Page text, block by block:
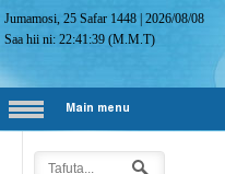
Jumamosi, 25 Safar 1448 |2026/08/08
Saa hii ni:22:41:40 (M.M.T)
Main menu